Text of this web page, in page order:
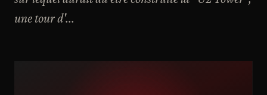
une tour d'...